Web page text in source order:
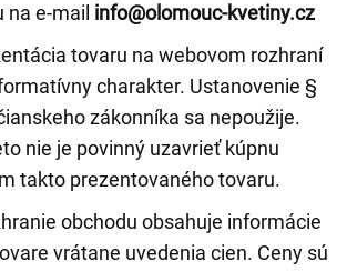
e-mail info@olomouc-kvetiny.cz
tovaru na webovom rozhraní
charakter. Ustanovenie §
zákonníka sa nepoužije.
nie je povinný uzavrieť kúpnu
takto prezentovaného tovaru.
obchodu obsahuje informácie
vrátane uvedenia cien. Ceny sú